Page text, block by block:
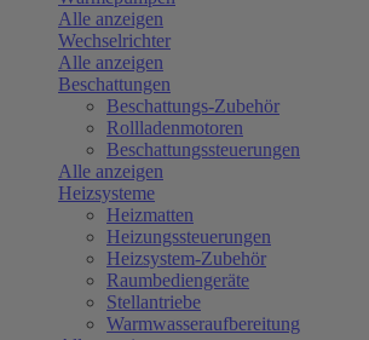
Alle anzeigen
Wechselrichter
Alle anzeigen
Beschattungen
Beschattungs-Zubehör
Rollladenmotoren
Beschattungssteuerungen
Alle anzeigen
Heizsysteme
Heizmatten
Heizungssteuerungen
Heizsystem-Zubehör
Raumbediengeräte
Stellantriebe
Warmwasseraufbereitung